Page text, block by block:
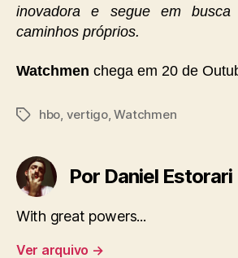
inovadora e segue em
caminhos próprios.
Watchmen chega em 20 de
Tagshbo vertigo,Watchmen
Por Daniel Estorari
With great powers...
Ver arquivo →